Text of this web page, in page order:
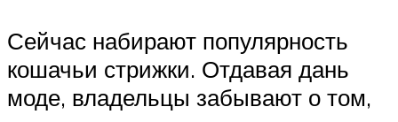
Сейчас набирают популярность
кошачьи стрижки. Отдавая дань
моде, владельцы забывают о том,